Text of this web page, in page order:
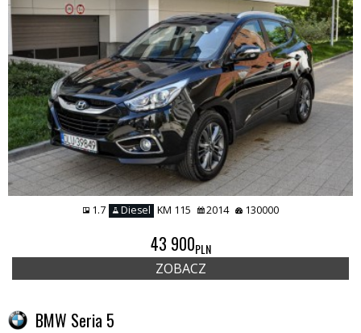
1.7 Diesel KM 115 2014 130000
43 900PLN
ZOBACZ
BMW Seria 5